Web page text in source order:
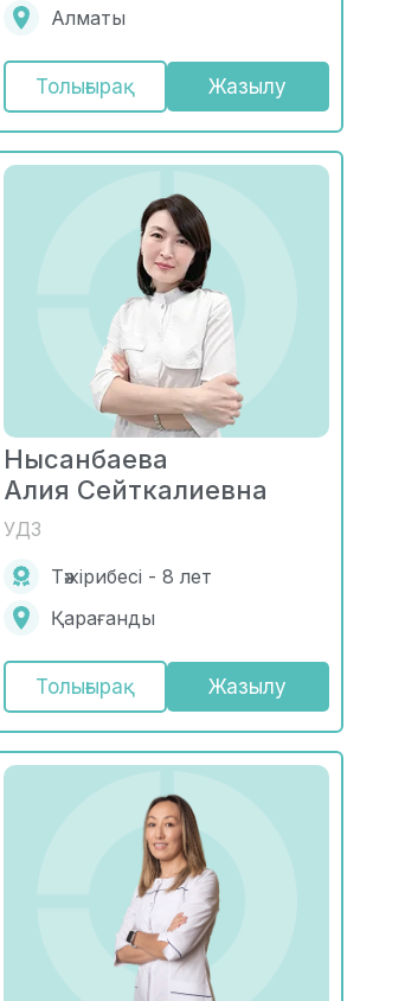
Алматы
Толығырақ Жазылу
Нысанбаева
Алия Сейткалиевна
УДЗ
Тәжірибесі - 8 лет
Қарағанды
Толығырақ Жазылу